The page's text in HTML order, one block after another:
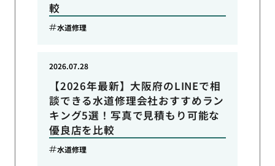
較
水道修理
【2026年最新】大阪府のLINEで相
談できる水道修理会社おすすめラン
キング5選！写真で見積もり可能な
優良店を比較
2026.07.28
水道修理